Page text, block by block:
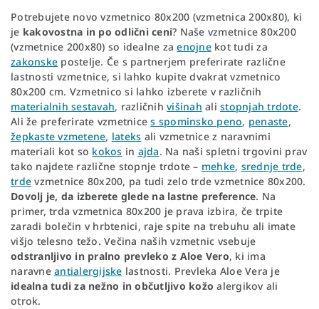
Potrebujete novo vzmetnico 80x200 (vzmetnica 200x80), ki
je kakovostna in po odlični ceni? Naše vzmetnice 80x200
(vzmetnice 200x80) so idealne zaenojnekot tudi za
zakonske postelje. Če s partnerjem preferirate različne
lastnosti vzmetnice, si lahko kupite dvakrat vzmetnico
80x200 cm. Vzmetnico si lahko izberete v različnih
materialnih sestavah, različnih višinah ali stopnjah trdote.
Ali že preferirate vzmetnices spominsko peno, penaste,
žepkaste vzmetene, lateks ali vzmetnice z naravnimi
materiali kot so kokos in ajda. Na naši spletni trgovini prav
tako najdete različne stopnje trdote – mehke, srednje trde,
trde vzmetnice 80x200, pa tudi zelo trde vzmetnice 80x200.
Dovolj je, da izberete glede na lastne preference. Na
primer, trda vzmetnica 80x200 je prava izbira, če trpite
zaradi bolečin v hrbtenici, raje spite na trebuhu ali imate
višjo telesno težo. Večina naših vzmetnic vsebuje
odstranljivo in pralno prevleko z Aloe Vero, ki ima
naravne antialergijske lastnosti. Prevleka Aloe Vera je
idealna tudi za nežno in občutljivo kožo alergikov ali
otrok.